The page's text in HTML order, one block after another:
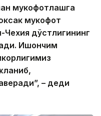
мукофотлашга
мукофот
Чехия дўстлигининг
Ишончим
– деди